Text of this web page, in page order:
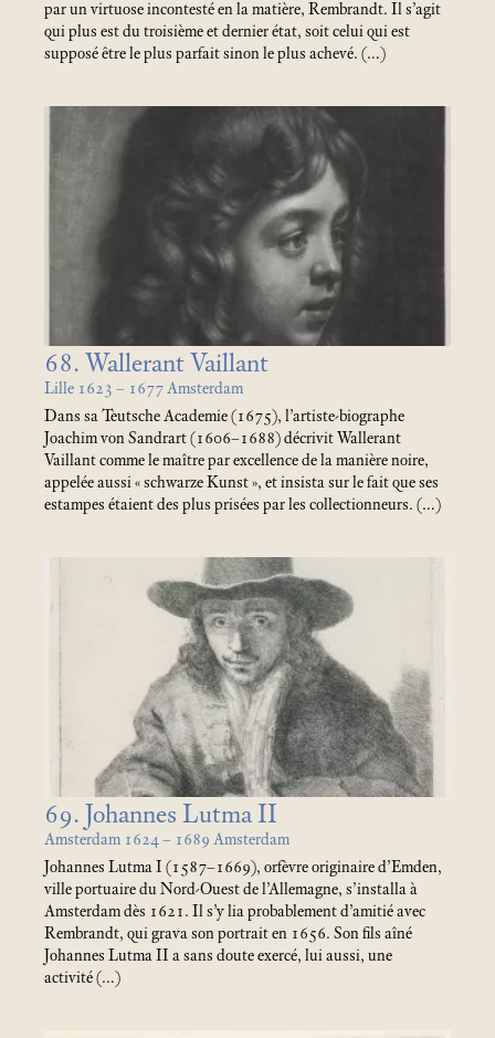
par un virtuose incontesté en la matière, Rembrandt. Il s’agit
qui plus est du troisième et dernier état, soit celui qui est
supposé être le plus parfait sinon le plus achevé. (…)
68. Wallerant Vaillant
Lille 1623 – 1677 Amsterdam
Dans sa Teutsche Academie (1675), l’artiste-biographe
Joachim von Sandrart (1606–1688) décrivit Wallerant
Vaillant comme le maître par excellence de la manière noire,
appelée aussi «schwarze Kunst», et insista sur le fait que ses
estampes étaient des plus prisées par les collectionneurs. (…)
69. Johannes Lutma II
Amsterdam 1624 – 1689 Amsterdam
Johannes Lutma I (1587–1669), orfèvre originaire d’Emden,
ville portuaire du Nord-Ouest de l’Allemagne, s’installa à
Amsterdam dès 1621. Il s’y lia probablement d’amitié avec
Rembrandt, qui grava son portrait en 1656. Son fils aîné
Johannes Lutma II a sans doute exercé, lui aussi, une
activité (…)